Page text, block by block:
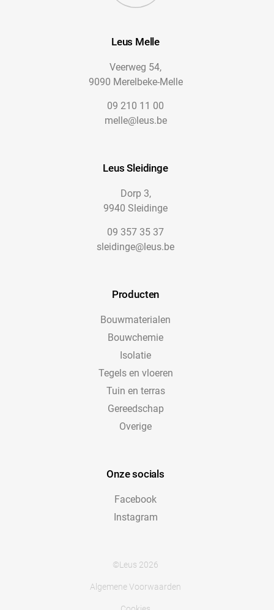
Leus Melle
Veerweg 54,
9090 Merelbeke-Melle
09 210 11 00
melle@leus.be
Leus Sleidinge
Dorp 3,
9940 Sleidinge
09 357 35 37
sleidinge@leus.be
Producten
Bouwmaterialen
Bouwchemie
Isolatie
Tegels en vloeren
Tuin en terras
Gereedschap
Overige
Onze socials
Facebook
Instagram
©Leus 2026
Algemene Voorwaarden